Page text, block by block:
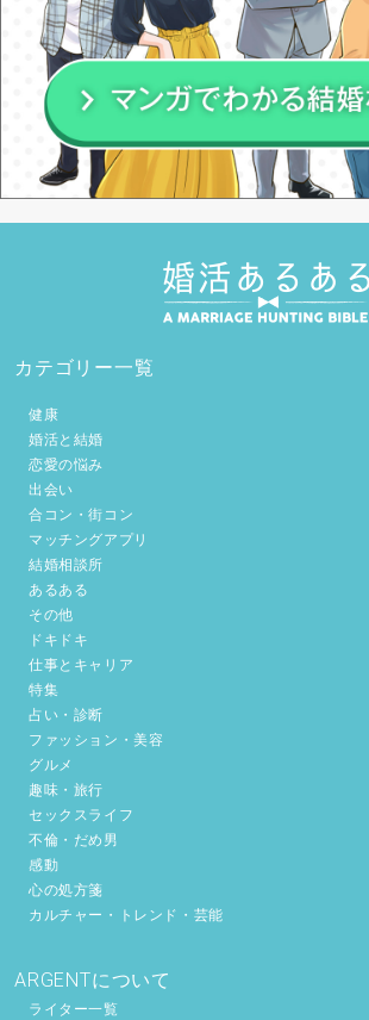
カテゴリー一覧
健康
婚活と結婚
恋愛の悩み
出会い
合コン・街コン
マッチングアプリ
結婚相談所
あるある
その他
ドキドキ
仕事とキャリア
特集
占い・診断
ファッション・美容
グルメ
趣味・旅行
セックスライフ
不倫・だめ男
感動
心の処方箋
カルチャー・トレンド・芸能
ARGENTについて
ライター一覧